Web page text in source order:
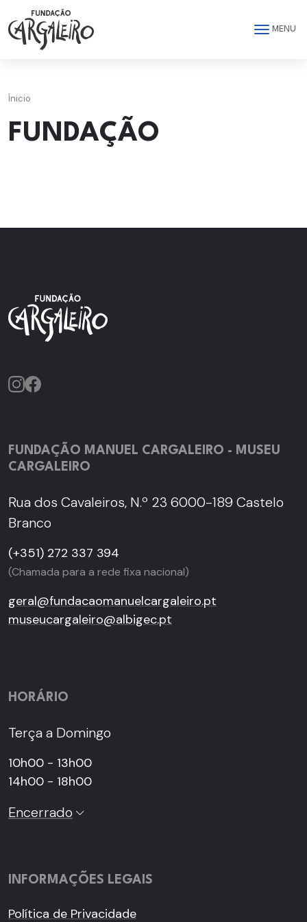
Saltar para o conteúdo principal da página
MENU
Ínicio
FUNDAÇÃO
FUNDAÇÃO MANUEL CARGALEIRO - MUSEU
CARGALEIRO
Rua dos Cavaleiros, N.º 23 6000-189 Castelo
Branco
(+351) 272 337 394
(Chamada para a rede fixa nacional)
geral@fundacaomanuelcargaleiro.pt
museucargaleiro@albigec.pt
HORÁRIO
Terça a Domingo
10h00 - 13h00
14h00 - 18h00
Encerrado
INFORMAÇÕES LEGAIS
Política de Privacidade